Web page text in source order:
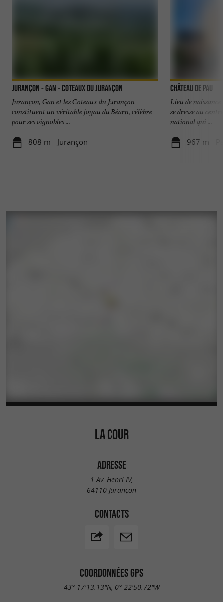
Jurançon - Gan - Coteaux du Jurançon
Jurançon, Gan et les Coteaux du Jurançon
constituent un véritable joyau du Béarn, célèbre
pour ses vignobles ...
808 m - Jurançon
Château de Pau
Lieu de
se dresse au
national qui ...
967 m -
LA COUR
ADRESSE
1 Av. Henri IV,
64110 Jurançon
CONTACTS
COORDONNÉES GPS
43° 17'13.13"N, 0° 22'50.72"W